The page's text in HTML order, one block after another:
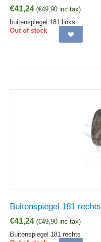
€41,24 (€49,90 inc tax)
buitenspiegel 181 links
Out of stock
Buitenspiegel 181 rechts
€41,24 (€49,90 inc tax)
Buitenspiegel 181 rechts